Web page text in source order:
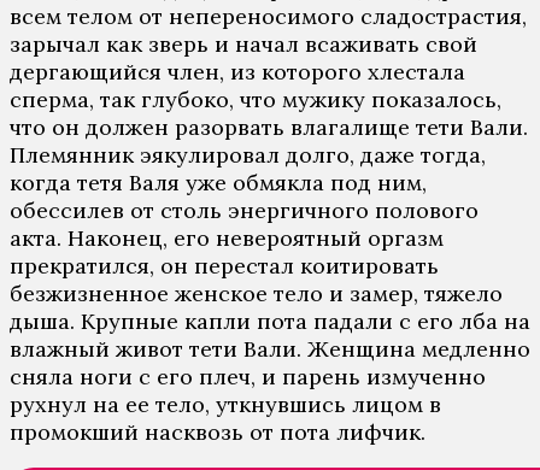
всем телом от непереносимого сладострастия,
зарычал как зверь и начал всаживать свой
дергающийся член, из которого хлестала
сперма, так глубоко, что мужику показалось,
что он должен разорвать влагалище тети Вали.
Племянник эякулировал долго, даже тогда,
когда тетя Валя уже обмякла под ним,
обессилев от столь энергичного полового
акта. Наконец, его невероятный оргазм
прекратился, он перестал коитировать
безжизненное женское тело и замер, тяжело
дыша. Крупные капли пота падали с его лба на
влажный живот тети Вали. Женщина медленно
сняла ноги с его плеч, и парень измученно
рухнул на ее тело, уткнувшись лицом в
промокший насквозь от пота лифчик.